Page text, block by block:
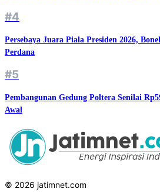
#4
Persebaya Juara Piala Presiden 2026,
Perdana
#5
Pembangunan Gedung Poltera Senilai
Awal
© 2026 jatimnet.com